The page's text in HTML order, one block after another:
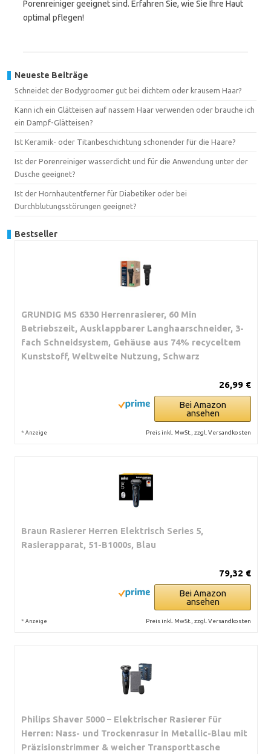
Porenreiniger geeignet sind. Erfahren Sie, wie Sie Ihre Haut
optimal pflegen!
Neueste Beiträge
Schneidet der Bodygroomer gut bei dichtem oder krausem Haar?
Kann ich ein Glätteisen auf nassem Haar verwenden oder brauche ich
ein Dampf-Glätteisen?
Ist Keramik- oder Titanbeschichtung schonender für die Haare?
Ist der Porenreiniger wasserdicht und für die Anwendung unter der
Dusche geeignet?
Ist der Hornhautentferner für Diabetiker oder bei
Durchblutungsstörungen geeignet?
Bestseller
GRUNDIG MS 6330 Herrenrasierer, 60 Min
Betriebszeit, Ausklappbarer Langhaarschneider, 3-
fach Schneidsystem, Gehäuse aus 74% recyceltem
Kunststoff, Weltweite Nutzung, Schwarz
26,99 €
Bei Amazon
ansehen
* Anzeige Preis inkl. MwSt., zzgl. Versandkosten
Braun Rasierer Herren Elektrisch Series 5,
Rasierapparat, 51-B1000s, Blau
79,32 €
Bei Amazon
ansehen
* Anzeige Preis inkl. MwSt., zzgl. Versandkosten
Philips Shaver 5000 – Elektrischer Rasierer für
Herren: Nass- und Trockenrasur in Metallic-Blau mit
Präzisionstrimmer & weicher Transporttasche